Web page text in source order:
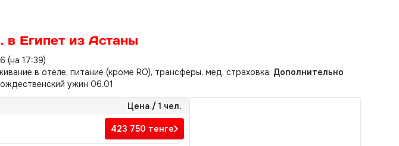
Египет из Астаны
(на 17:39)
в отеле, питание (кроме RO), трансферы, мед. страховка. Дополнительно
ужин 06.01
Цена / 1 чел.
423 750 тенге